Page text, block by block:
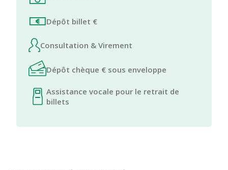
Dépôt billet €
Consultation & Virement
Dépôt chèque € sous enveloppe
Assistance vocale pour le retrait de
billets